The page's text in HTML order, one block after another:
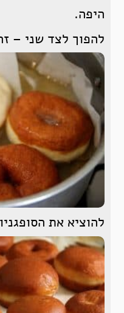
היפה.
להפוך לצד שני –
להוציא את